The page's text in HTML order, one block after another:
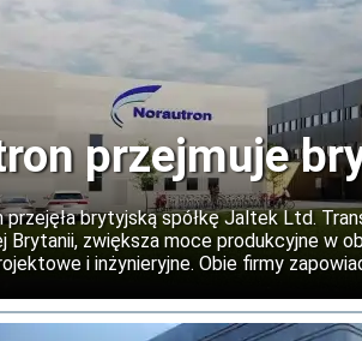
przejmuje
przejęła brytyjską spółkę Jaltek Ltd.
Brytanii, zwiększa moce produkcyjne w
i inżynieryjne. Obie firmy